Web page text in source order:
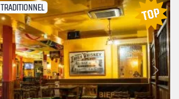
TRADITIONNEL
Suivant